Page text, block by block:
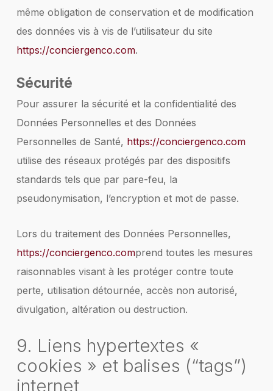
même obligation de conservation et de modification
des données vis à vis de l’utilisateur du site
https://conciergenco.com.
Sécurité
Pour assurer la sécurité et la confidentialité des
Données Personnelles et des Données
Personnelles de Santé, https://conciergenco.com
utilise des réseaux protégés par des dispositifs
standards tels que par pare-feu, la
pseudonymisation, l’encryption et mot de passe.
Lors du traitement des Données Personnelles,
https://conciergenco.comprend toutes les mesures
raisonnables visant à les protéger contre toute
perte, utilisation détournée, accès non autorisé,
divulgation, altération ou destruction.
9. Liens hypertextes «
cookies » et balises (“tags”)
internet